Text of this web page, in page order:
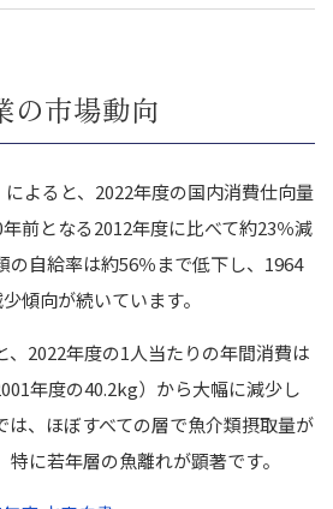
ド・ホールディングスによる株式会社ワイ
M&A動向を押さえてM&Aを成功させま
の市場動向
によると、2022年度の国内消費仕向量
前となる2012年度に比べて約23％減
の自給率は約56％まで低下し、1964
傾向が続いています。
、2022年度の1人当たりの年間消費は
年度の40.2kg）から大幅に減少し
は、ほぼすべての層で魚介類摂取量が
に若年層の魚離れが顕著です。